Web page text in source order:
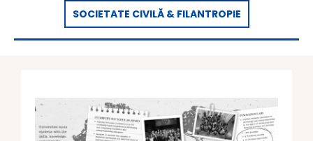
SOCIETATE CIVILĂ & FILANTROPIE